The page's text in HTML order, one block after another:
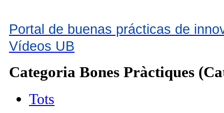
Portal de buenas prácticas de
Vídeos UB
Categoria Bones Pràctiques
Tots